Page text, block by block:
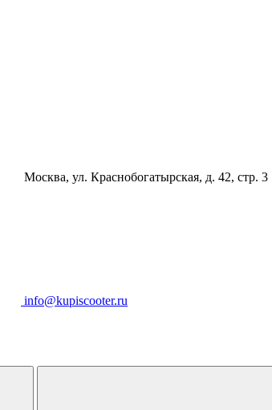
Москва, ул. Краснобогатырская, д. 42, стр. 3
info@kupiscooter.ru